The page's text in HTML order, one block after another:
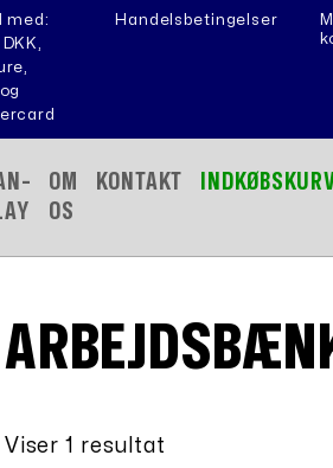
med:
Handelsbetingelser
OM
OS
KONTAKT
Viser 1 resultat